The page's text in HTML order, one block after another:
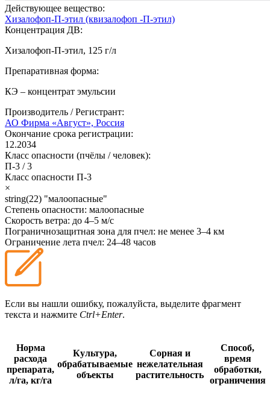
Действующее вещество:
Хизалофоп-П-этил (квизалофоп -П-этил)
Концентрация ДВ:
Хизалофоп-П-этил, 125 г/л
Препаративная форма:
КЭ – концентрат эмульсии
Производитель / Регистрант:
АО Фирма «Август», Россия
Окончание срока регистрации:
12.2034
Класс опасности (пчёлы / человек):
П-3 /3
Класс опасности П-3
×
string(22) "малоопасные"
Степень опасности: малоопасные
Скорость ветра: до 4–5 м/с
Пограничнозащитная зона для пчел: не менее 3–4 км
Ограничение лета пчел: 24–48 часов
Если вы нашли ошибку, пожалуйста, выделите фрагмент
текста и нажмите Ctrl+Enter.
Норма
расхода
препарата,
л/га, кг/га
Культура,
обрабатываемые
объекты
Сорная и
нежелательная
растительность
Способ,
время
обработки,
ограничения